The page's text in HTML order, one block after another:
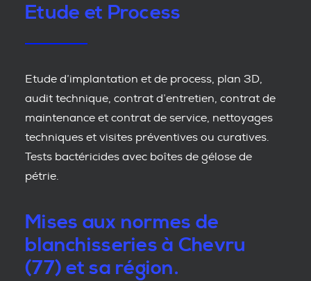
Etude et Process
Etude d’implantation et de process, plan 3D,
audit technique, contrat d’entretien, contrat de
maintenance et contrat de service, nettoyages
techniques et visites préventives ou curatives.
Tests bactéricides avec boîtes de gélose de
pétrie.
Mises aux normes de
blanchisseries à Chevru
(77) et sa région.